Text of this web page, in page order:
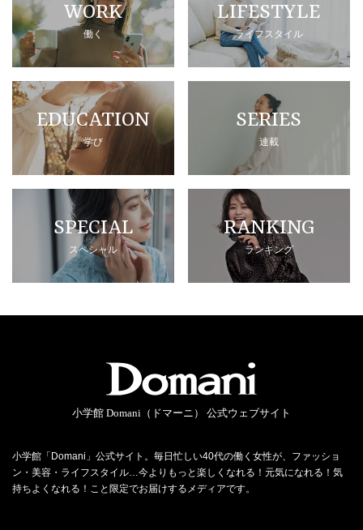
WORK
働く
LIFESTYLE
ライフスタイル
EDUCATION
学び
SERIES
連載
SPECIAL
スペシャル
RANKING
ランキング
小学館 Domani（ドマーニ） 公式ウェブサイト
小学館「Domani」公式サイト。毎日忙しい40代の働く女性が、ファッショ
ン・美容・ライフスタイル…今よりもっと楽しくなれる！元気になれる！気
持ちよくなれる！こと限定でお届けするメディアです。